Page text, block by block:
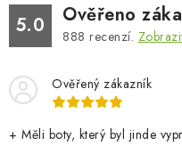
5.0 Ověřeno
888 recenzí.
Ověřený zákazník
+ Měli boty, který byl jinde